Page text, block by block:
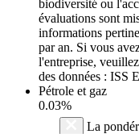
biodiversité ou
évaluations sont
informations
par an. Si vous
l'entreprise,
des données : ISS
Pétrole et gaz
0.03%
La